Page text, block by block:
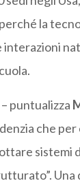
la
interazioni
puntualizza
che
sistemi